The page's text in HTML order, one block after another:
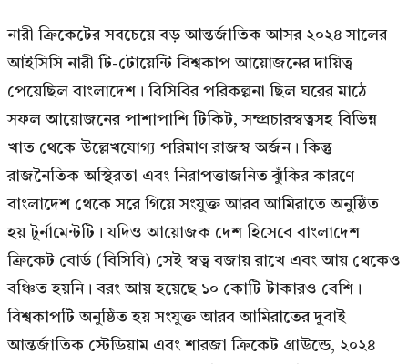
নারী ক্রিকেটের সবচেয়ে বড় আন্তর্জাতিক আসর ২০২৪ সালের
আইসিসি নারী টি-টোয়েন্টি বিশ্বকাপ আয়োজনের দায়িত্ব
পেয়েছিল বাংলাদেশ। বিসিবির পরিকল্পনা ছিল ঘরের মাঠে
সফল আয়োজনের পাশাপাশি টিকিট, সম্প্রচারস্বত্বসহ বিভিন্ন
খাত থেকে উল্লেখযোগ্য পরিমাণ রাজস্ব অর্জন। কিন্তু
রাজনৈতিক অস্থিরতা এবং নিরাপত্তাজনিত ঝুঁকির কারণে
বাংলাদেশ থেকে সরে গিয়ে সংযুক্ত আরব আমিরাতে অনুষ্ঠিত
হয় টুর্নামেন্টটি। যদিও আয়োজক দেশ হিসেবে বাংলাদেশ
ক্রিকেট বোর্ড (বিসিবি) সেই স্বত্ব বজায় রাখে এবং আয় থেকেও
বঞ্চিত হয়নি। বরং আয় হয়েছে ১০ কোটি টাকারও বেশি।
বিশ্বকাপটি অনুষ্ঠিত হয় সংযুক্ত আরব আমিরাতের দুবাই
আন্তর্জাতিক স্টেডিয়াম এবং শারজা ক্রিকেট গ্রাউন্ডে, ২০২৪